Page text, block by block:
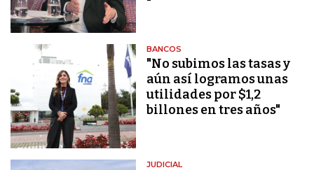
BANCOS
"No subimos las tasas y
aún así logramos unas
utilidades por $1,2
billones en tres años"
JUDICIAL